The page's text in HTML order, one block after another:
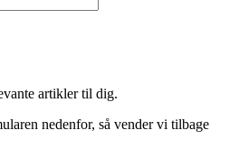
artikler til dig.
nedenfor, så vender vi tilbage